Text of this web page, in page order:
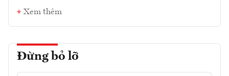
Xem thêm
Đừng bỏ lỡ